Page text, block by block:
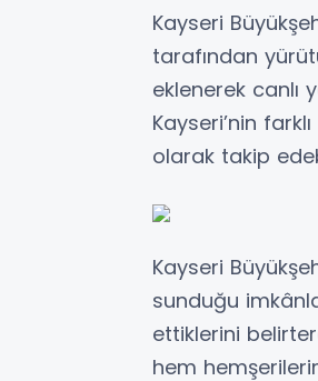
Kayseri
tarafından
eklenerek canlı
Kayseri’nin
olarak takip
Kayseri
sunduğu
ettiklerini
hem